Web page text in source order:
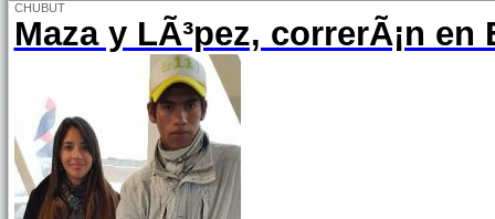
CHUBUT
Maza y LÃ³pez, correrÃ¡n en